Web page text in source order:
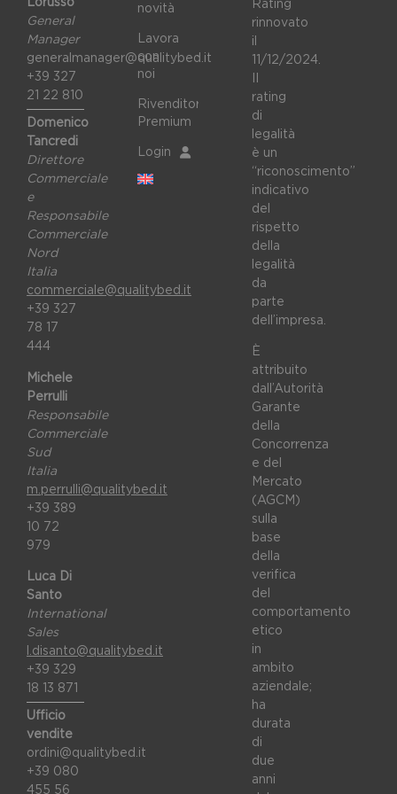
Lorusso
General
Manager
generalmanager@qualitybed.it
+39 327
21 22 810
Domenico
Tancredi
Direttore
Commerciale
e
Responsabile
Commerciale
Nord
Italia
commerciale@qualitybed.it
+39 327
78 17
444
Michele
Perrulli
Responsabile
Commerciale
Sud
Italia
m.perrulli@qualitybed.it
+39 389
10 72
979
Luca Di
Santo
International
Sales
l.disanto@qualitybed.it
+39 329
18 13 871
Ufficio
vendite
ordini@qualitybed.it
+39 080
455 56
novità
Lavora
con
noi
Rivenditori
Premium
Login
Rating
rinnovato
il
11/12/2024.
rating
di
legalità
è un
“riconoscimento”
indicativo
del
rispetto
della
legalità
da
parte
dell’impresa.
È
attribuito
dall’Autorità
Garante
della
Concorrenza
e del
Mercato
(AGCM)
sulla
base
della
verifica
del
comportamento
etico
in
ambito
aziendale;
ha
durata
di
due
anni